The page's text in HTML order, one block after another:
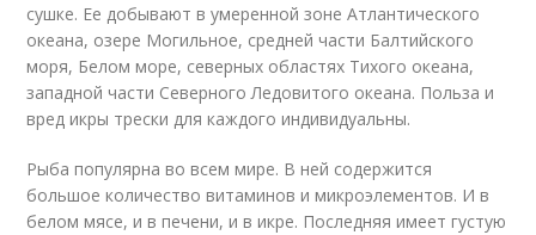
сушке. Ее добывают в умеренной зоне Атлантического
океана, озере Могильное, средней части Балтийского
моря, Белом море, северных областях Тихого океана,
западной части Северного Ледовитого океана. Польза и
вред икры трески для каждого индивидуальны.
Рыба популярна во всем мире. В ней содержится
большое количество витаминов и микроэлементов. И в
белом мясе, и в печени, и в икре. Последняя имеет густую